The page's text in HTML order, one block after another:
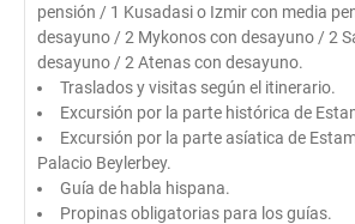
pensión / 1 Kusadasi o Izmir con media
desayuno / 2 Mykonos con desayuno / 2
desayuno / 2 Atenas con desayuno.
Traslados y visitas según el itinerario.
Excursión por la parte histórica de
Excursión por la parte asíatica de
Palacio Beylerbey.
Guía de habla hispana.
Propinas obligatorias para los guías.